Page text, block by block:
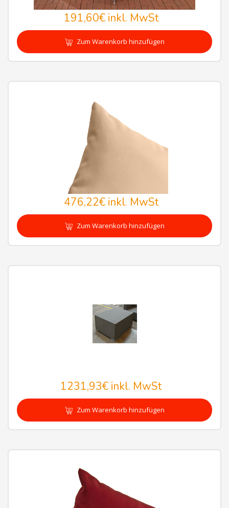
191,60€inkl. MwSt
Zum Warenkorb hinzufügen
476,22€inkl. MwSt
Zum Warenkorb hinzufügen
1231,93€ inkl. MwSt
Zum Warenkorb hinzufügen